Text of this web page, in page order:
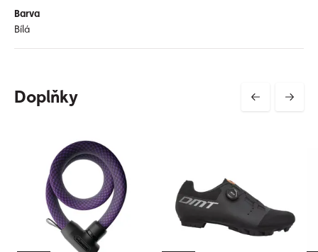
Barva
Bílá
Doplňky